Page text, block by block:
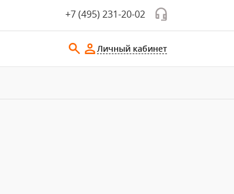
+7 (495) 231-20-02
Личный кабинет